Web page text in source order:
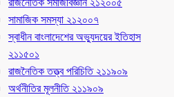
সামাজিক সমস্যা ২১২০০৭
স্বাধীন বাংলাদেশের অভ্যুদয়ের ইতিহাস
২১১৫০১
রাজনৈতিক তত্ত্ব পরিচিতি ২১১৯০৯
অর্থনীতির মূলনীতি ২১১৯০৯